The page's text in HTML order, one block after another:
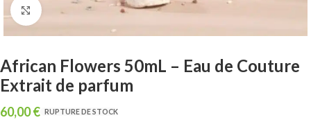
Click to enlarge
African Flowers 50mL – Eau de Couture
Extrait de parfum
60,00€ RUPTURE DE STOCK